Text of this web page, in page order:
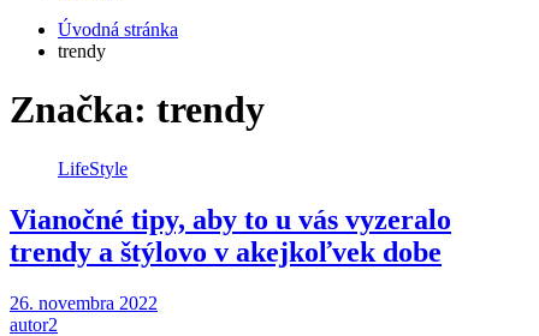
Úvodná stránka
trendy
Značka: trendy
LifeStyle
Vianočné tipy, aby to u vás vyzeralo
trendy a štýlovo v akejkoľvek dobe
26. novembra 2022
autor2